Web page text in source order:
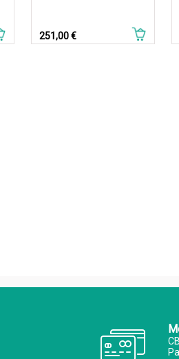
Prix
251,00 €